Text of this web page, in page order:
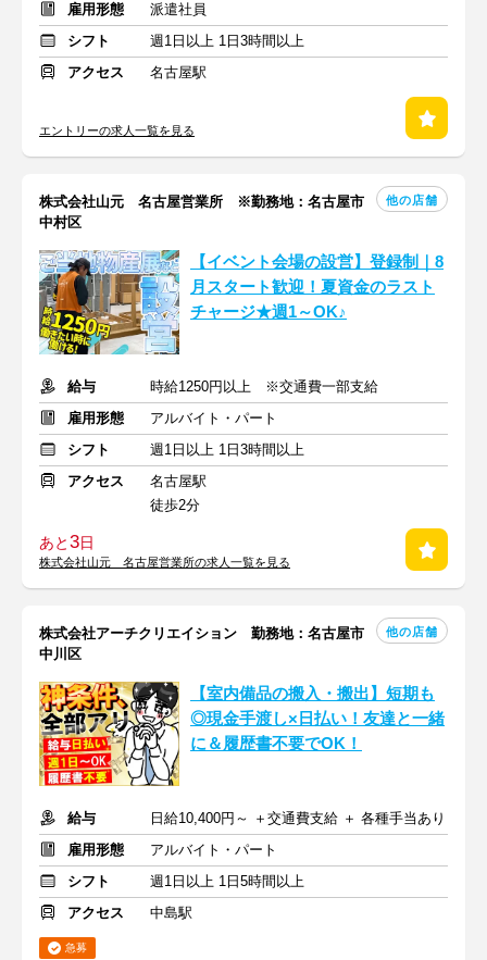
雇用形態
派遣社員
シフト
週1日以上 1日3時間以上
アクセス
名古屋駅
エントリーの求人一覧を見る
株式会社山元 名古屋営業所 ※勤務地：名古屋市
中村区
他の店舗
【イベント会場の設営】登録制｜8
月スタート歓迎！夏資金のラスト
チャージ★週1～OK♪
給与
時給1250円以上 ※交通費一部支給
雇用形態
アルバイト・パート
シフト
週1日以上 1日3時間以上
アクセス
名古屋駅
徒歩2分
あと3日
株式会社山元 名古屋営業所の求人一覧を見る
株式会社アーチクリエイション 勤務地：名古屋市
中川区
他の店舗
【室内備品の搬入・搬出】短期も
◎現金手渡し×日払い！友達と一緒
に＆履歴書不要でOK！
給与
日給10,400円～ ＋交通費支給 ＋ 各種手当あり
雇用形態
アルバイト・パート
シフト
週1日以上 1日5時間以上
アクセス
中島駅
急募